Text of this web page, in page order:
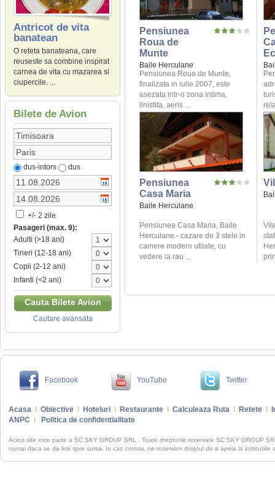
Antricot de vita
banatean
O reteta banateana, care
reuseste sa combine inspirat
carnea de vita cu mazarea si
ciupercile. ...
Bilete de Avion
dus-intors dus
+/- 2 zile
Pasageri (max. 9):
Adulti (>18 ani)
Tineri (12-18 ani)
Copii (2-12 ani)
Infanti (<2 ani)
Cauta Bilete Avion
Cautare avansata
Pensiunea
Roua de
Munte
Baile Herculane
Pensiunea Roua de Munte,
finalizata in iulie 2007, este
asezata intr-o zona intima,
linistita, aeris ...
Pensiunea
Casa Maria
Baile Herculane
Pensiunea Casa Maria, Baile
Herculane - cazare de 3 stele in
camere modern utilate, cu
vedere la rau ...
Facebook YouTube Twitter
Acasa Obiective Hoteluri Restaurante Calculeaza Ruta Retete
ANPC
Politica de confidentialitate
Acest site este parte a SC SKY GROUP SRL . Toate drepturile rezervate SC SKY GROUP
numai daca se da link spre sursa. In caz contrar, ne rezervam dreptul de a apela la institutiile